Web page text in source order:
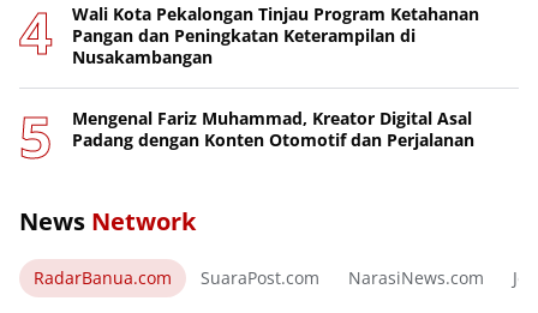
Wali Kota Pekalongan Tinjau Program Ketahanan
Pangan dan Peningkatan Keterampilan di
Nusakambangan
Mengenal Fariz Muhammad, Kreator Digital Asal
Padang dengan Konten Otomotif dan Perjalanan
News Network
RadarBanua.com SuaraPost.com NarasiNews.com